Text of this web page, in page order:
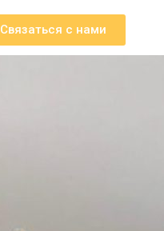
Связаться с нами